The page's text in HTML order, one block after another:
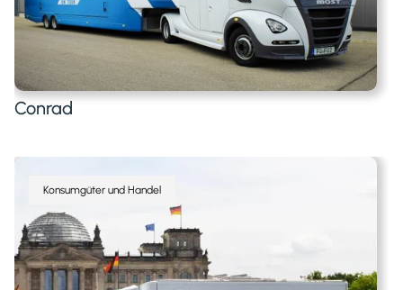
Conrad
Konsumgüter und Handel